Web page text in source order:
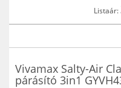
Listaár:
Vivamax Salty-Air
párásító 3in1